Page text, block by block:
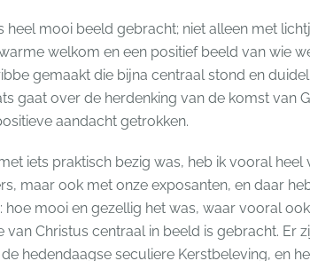
heel mooi beeld gebracht; niet alleen met
welkom en een positief beeld van wie
gemaakt die bijna centraal stond en
gaat over de herdenking van de komst van
aandacht getrokken.
iets praktisch bezig was, heb ik vooral
maar ook met onze exposanten, en daar
hoe mooi en gezellig het was, waar vooral
van Christus centraal in beeld is gebracht. Er
hedendaagse seculiere Kerstbeleving, en